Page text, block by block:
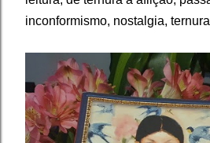
inconformismo, nostalgia,